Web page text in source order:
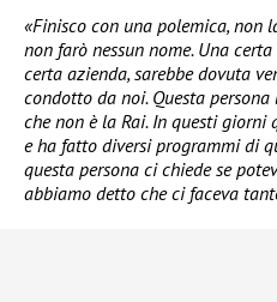
«Finisco con una polemica, non
non farò nessun nome. Una
certa azienda, sarebbe dovuta
condotto da noi. Questa
che non è la Rai. In questi giorni
e ha fatto diversi programmi di
questa persona ci chiede se
abbiamo detto che ci faceva